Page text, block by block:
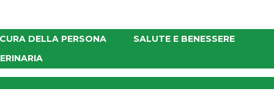
DELLA PERSONA
SALUTE E BENESSERE